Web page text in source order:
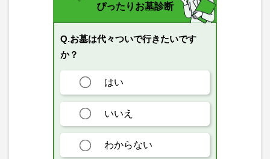
ぴったりお墓診断
Q.お墓は代々ついで行きたいです
か？
はい
いいえ
わからない